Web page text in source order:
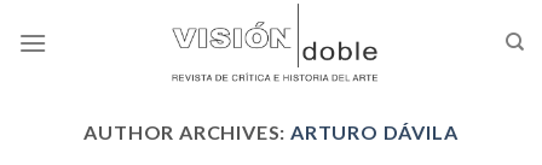
AUTHOR ARCHIVES:ARTURO DÁVILA